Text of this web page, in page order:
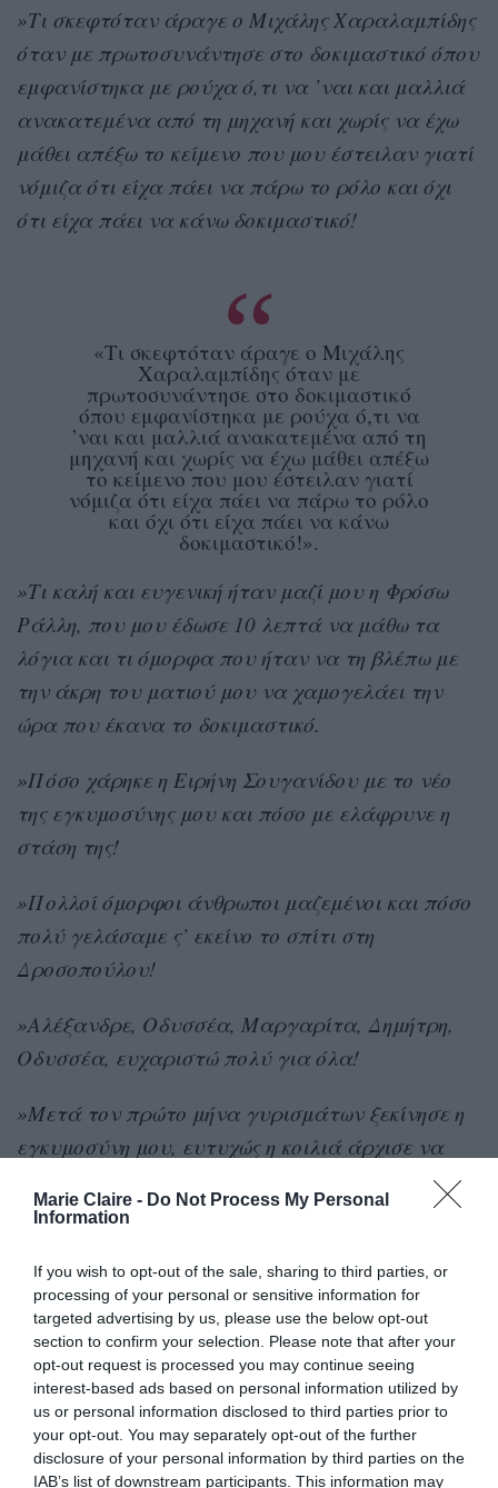
Marie Claire - Do Not Process My Personal
Information
If you wish to opt-out of the sale, sharing to third parties, or
processing of your personal or sensitive information for
targeted advertising by us, please use the below opt-out
section to confirm your selection. Please note that after your
opt-out request is processed you may continue seeing
interest-based ads based on personal information utilized by
us or personal information disclosed to third parties prior to
your opt-out. You may separately opt-out of the further
disclosure of your personal information by third parties on the
IAB’s list of downstream participants. This information may
»Τι σκεφτόταν άραγε ο Μιχάλης Χαραλαμπίδης
όταν με πρωτοσυνάντησε στο δοκιμαστικό όπου
εμφανίστηκα με ρούχα ό,τι να ’ναι και μαλλιά
ανακατεμένα από τη μηχανή και χωρίς να έχω
μάθει απέξω το κείμενο που μου έστειλαν γιατί
νόμιζα ότι είχα πάει να πάρω το ρόλο και όχι
ότι είχα πάει να κάνω δοκιμαστικό!
«Τι σκεφτόταν άραγε ο Μιχάλης
Χαραλαμπίδης όταν με
πρωτοσυνάντησε στο δοκιμαστικό
όπου εμφανίστηκα με ρούχα ό,τι να
’ναι και μαλλιά ανακατεμένα από τη
μηχανή και χωρίς να έχω μάθει απέξω
το κείμενο που μου έστειλαν γιατί
νόμιζα ότι είχα πάει να πάρω το ρόλο
και όχι ότι είχα πάει να κάνω
δοκιμαστικό!».
»Τι καλή και ευγενική ήταν μαζί μου η Φρόσω
Ράλλη, που μου έδωσε 10 λεπτά να μάθω τα
λόγια και τι όμορφα που ήταν να τη βλέπω με
την άκρη του ματιού μου να χαμογελάει την
ώρα που έκανα το δοκιμαστικό.
»Πόσο χάρηκε η Ειρήνη Σουγανίδου με το νέο
της εγκυμοσύνης μου και πόσο με ελάφρυνε η
στάση της!
»Πολλοί όμορφοι άνθρωποι μαζεμένοι και πόσο
πολύ γελάσαμε ς’ εκείνο το σπίτι στη
Δροσοπούλου!
»Αλέξανδρε, Οδυσσέα, Μαργαρίτα, Δημήτρη,
Οδυσσέα, ευχαριστώ πολύ για όλα!
»Μετά τον πρώτο μήνα γυρισμάτων ξεκίνησε η
εγκυμοσύνη μου, ευτυχώς η κοιλιά άρχισε να
γύρισμα! Αυτή η δουλειά έχει ξεχωριστή θέση
στην καρδιά μου».
Σεσυνέντευξή της στο Marie Claireείχε πει για
τον ρόλο της στη σειρά, της «Μάγιας»: «Έχει ως
βάση εμένα, αυτός είναι ο τρόπος με τον οποίο
δουλεύω, αλλά επηρεάστηκα και από τη